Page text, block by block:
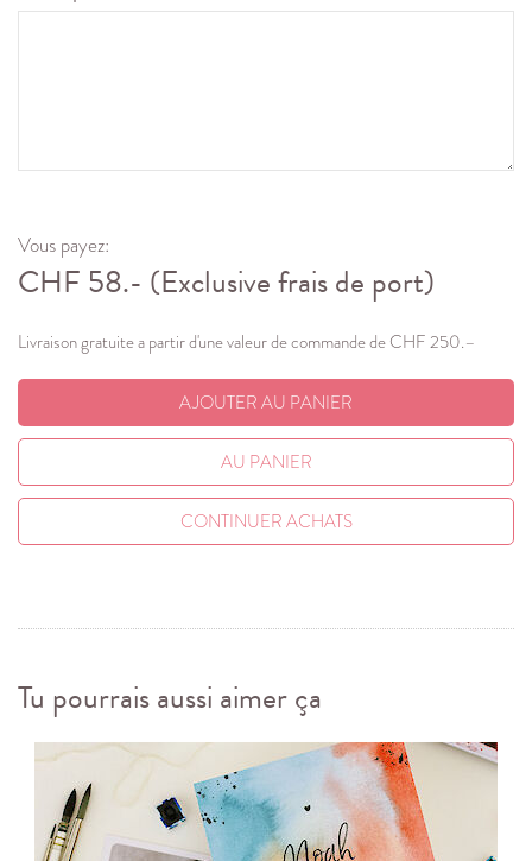
Vous payez:
CHF 58.- (Exclusive frais de port)
Livraison gratuite a partir d'une valeur de commande de CHF 250.–
AJOUTER AU PANIER
AU PANIER
CONTINUER ACHATS
Tu pourrais aussi aimer ça